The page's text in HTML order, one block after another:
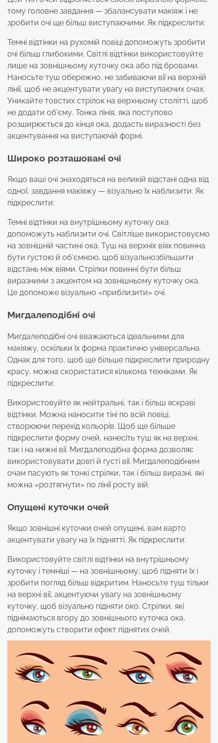
тому головне завдання — збалансувати макіяж і не
зробити очі ще більш виступаючими. Як підкреслити:
Темні відтінки на рухомій повіці допоможуть зробити
очі більш глибокими. Світлі відтінки використовуйте
лише на зовнішньому куточку ока або під бровами.
Наносьте туш обережно, не забиваючи вії на верхній
лінії, щоб не акцентувати увагу на виступаючих очах.
Уникайте товстих стрілок на верхньому столітті, щоб
не додати об’єму. Тонка лінія, яка поступово
розширюється до кінця ока, додасть виразності без
акцентування на виступаючій формі.
Широко розташовані очі
Якщо ваші очі знаходяться на великій відстані одна від
одної, завдання макіяжу — візуально їх наблизити. Як
підкреслити:
Темні відтінки на внутрішньому куточку ока
допоможуть наблизити очі. Світліше використовуємо
на зовнішній частині ока. Туш на верхніх віях повинна
бути густою й об’ємною, щоб візуальнозбільшити
відстань між віями. Стрілки повинні бути більш
виразними з акцентом на зовнішньому куточку ока.
Це допоможе візуально «приблизити» очі.
Мигдалеподібні очі
Мигдалеподібні очі вважаються ідеальними для
макіяжу, оскільки їх форма практично універсальна.
Однак для того, щоб ще більше підкреслити природну
красу, можна скористатися кількома техніками. Як
підкреслити:
Використовуйте як нейтральні, так і більш яскраві
відтінки. Можна наносити тіні по всій повіці,
створюючи перехід кольорів. Щоб ще більше
підкреслити форму очей, нанесіть туш як на верхні,
так і на нижні вії. Мигдалеподібна форма дозволяє
використовувати довгі й густі вії. Мигдалеподібним
очам пасують як тонкі стрілки, так і більш виразні, які
можна «розтягнути» по лінії росту вій.
Опущені куточки очей
Якщо зовнішні куточки очей опущені, вам варто
акцентувати увагу на їх піднятті. Як підкреслити:
Використовуйте світлі відтінки на внутрішньому
куточку і темніші — на зовнішньому, щоб підняти їх і
зробити погляд більш відкритим. Наносьте туш тільки
на верхні вії, акцентуючи увагу на зовнішньому
куточку, щоб візуально підняти око. Стрілки, які
піднімаються вгору до зовнішнього куточка ока,
допоможуть створити ефект піднятих очей.